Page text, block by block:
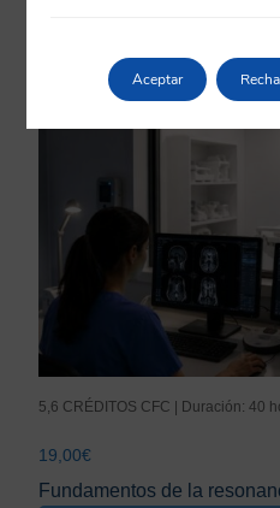
5,6 CRÉDITOS CFC | Duración: 40
19,00€
Fundamentos de la
Aceptar